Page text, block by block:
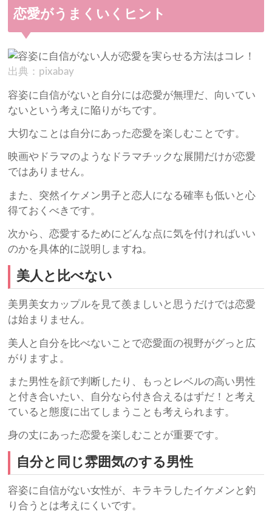
恋愛がうまくいくヒント
出典：pixabay
容姿に自信がないと自分には恋愛が無理だ、向いてい
ないという考えに陥りがちです。
大切なことは自分にあった恋愛を楽しむことです。
映画やドラマのようなドラマチックな展開だけが恋愛
ではありません。
また、突然イケメン男子と恋人になる確率も低いと心
得ておくべきです。
次から、恋愛するためにどんな点に気を付ければいい
のかを具体的に説明しますね。
美人と比べない
美男美女カップルを見て羨ましいと思うだけでは恋愛
は始まりません。
美人と自分を比べないことで恋愛面の視野がグっと広
がりますよ。
また男性を顔で判断したり、もっとレベルの高い男性
と付き合いたい、自分なら付き合えるはずだ！と考え
ていると態度に出てしまうことも考えられます。
身の丈にあった恋愛を楽しむことが重要です。
自分と同じ雰囲気のする男性
容姿に自信がない女性が、キラキラしたイケメンと釣
り合うとは考えにくいです。